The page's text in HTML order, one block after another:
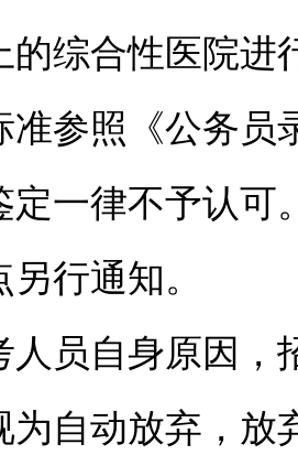
的综合性医院进
准参照《公务员
定一律不予认可
行通知。
员自身原因，
为自动放弃，